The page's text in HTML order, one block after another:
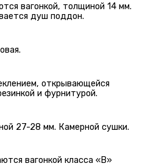
вагонкой, толщиной 14 мм.
душ поддон.
открывающейся
и фурнитурой.
27-28 мм. Камерной сушки.
вагонкой класса «В»